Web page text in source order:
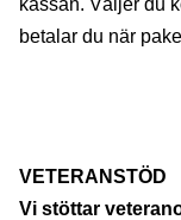
betalar du när
VETERANSTÖD
Vi stöttar